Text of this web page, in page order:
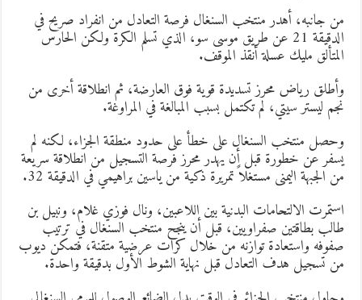
جانبه، أهدر منتخب السنغال فرصة التعادل من انفراد صريح في
الدقيقة 21 عن طريق موسى سو، الذي تسلم الكرة ولكن الحارس
مليك عسلة أنقذ الموقف.
رياض محرز تسديدة قوية فوق العارضة، ثم انطلاقة أخرى من
ليستر سيتي، لم تكتمل بسبب المبالغة في المراوغة.
منتخب السنغال على خطأ على حدود منطقة الجزاء، لكنه لم
عن خطورة قبل أن يهدر محرز فرصة التسجيل من انطلاقة سريعة
الجبهة اليمنى مستغلاً تمريرة ذكية من ياسين براهيمي في الدقيقة 32.
الالتحامات البدنية بين اللاعبين، ونال فوزي غلام، ونبيل بن
بطاقتين صفراويين، قبل أن ينجح منتخب السنغال في ترتيب
واستعادة توازنه من خلال كرات عرضية متقنة، فتمكن ديوب
تسجيل هدف التعادل قبل نهاية الشوط الأول بدقيقة واحدة.